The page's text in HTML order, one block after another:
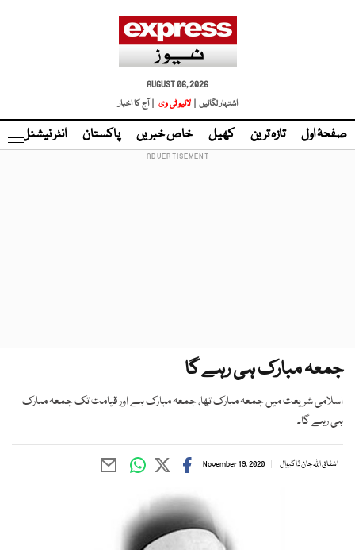
AUGUST 06, 2026
اشتہار لگائیں |
لائیو ٹی وی | آج کا اخبار
صفحۂ اول تازہ ترین کھیل خاص خبریں پاکستان انٹر نیشنل
جمعہ مبارک ہی رہے گا
اسلامی شریعت میں جمعہ مبارک تھا، جمعہ مبارک ہے اور قیامت تک جمعہ مبارک
ہی رہے گا۔
اشفاق اللہ جان ڈاگیوال November 19, 2020